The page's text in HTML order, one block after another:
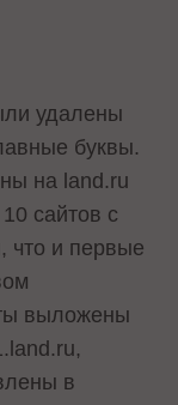
удалены
буквы.
на land.ru
сайтов с
что и первые
выложены
в